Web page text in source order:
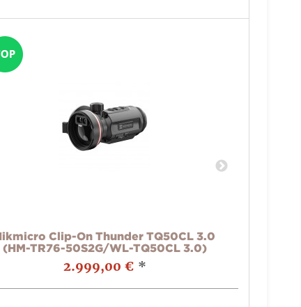
Clip-On Thunder TQ50CL 3.0
(HM-TR76-50S2G/WL-TQ50CL 3.0)
2.999,00 € *